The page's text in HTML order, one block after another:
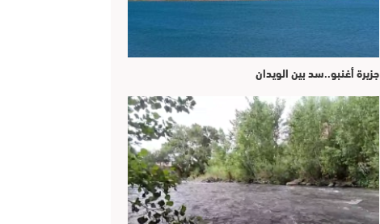
جزيرة أغنبو..سد بين الويدان